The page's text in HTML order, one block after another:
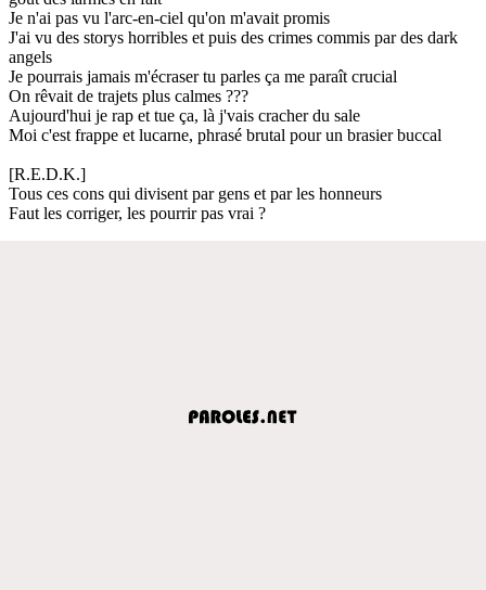
Je n'ai pas vu l'arc-en-ciel qu'on m'avait promis
J'ai vu des storys horribles et puis des crimes commis par des dark
angels
Je pourrais jamais m'écraser tu parles ça me paraît crucial
On rêvait de trajets plus calmes ???
Aujourd'hui je rap et tue ça, là j'vais cracher du sale
Moi c'est frappe et lucarne, phrasé brutal pour un brasier buccal
[R.E.D.K.]
Tous ces cons qui divisent par gens et par les honneurs
Faut les corriger, les pourrir pas vrai ?